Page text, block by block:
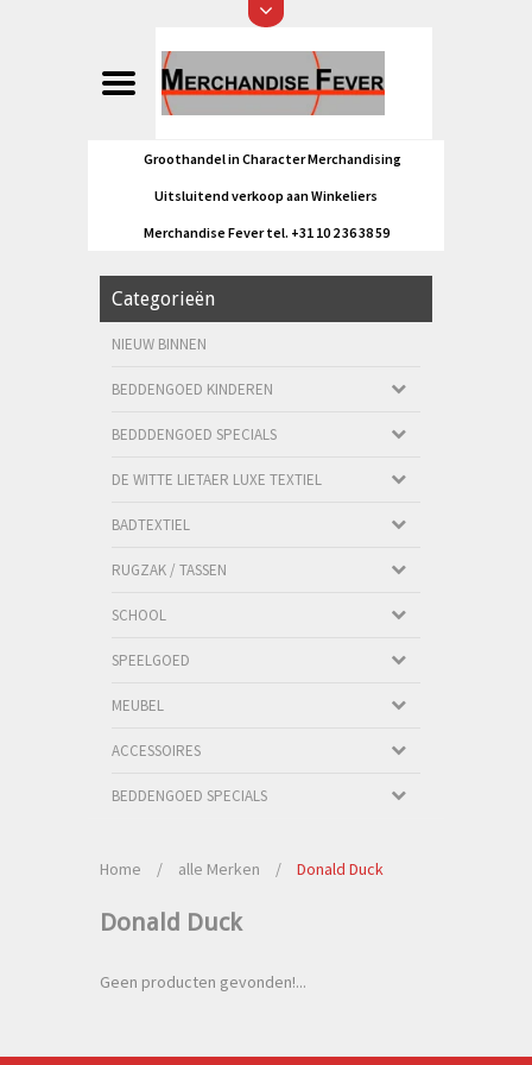
Groothandel in Character Merchandising
Uitsluitend verkoop aan Winkeliers
Merchandise Fever tel. +31 10 2 36 38 59
Categorieën
NIEUW BINNEN
BEDDENGOED KINDEREN
BEDDDENGOED SPECIALS
DE WITTE LIETAER LUXE TEXTIEL
BADTEXTIEL
RUGZAK / TASSEN
SCHOOL
SPEELGOED
MEUBEL
ACCESSOIRES
BEDDENGOED SPECIALS
Home / alle Merken / Donald Duck
Donald Duck
Geen producten gevonden!...